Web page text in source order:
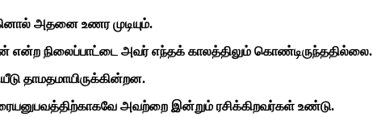
அதனை உணர முடியும்.
என்ற நிலைப்பாட்டை அவர் எந்தக் காலத்திலும் கொண்டிருந்ததில்லை.
தாமதமாயிருக்கின்றன.
அவற்றை இன்றும் ரசிக்கிறவர்கள் உண்டு.